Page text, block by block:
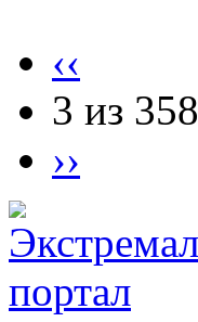
‹‹
3 из 358
››